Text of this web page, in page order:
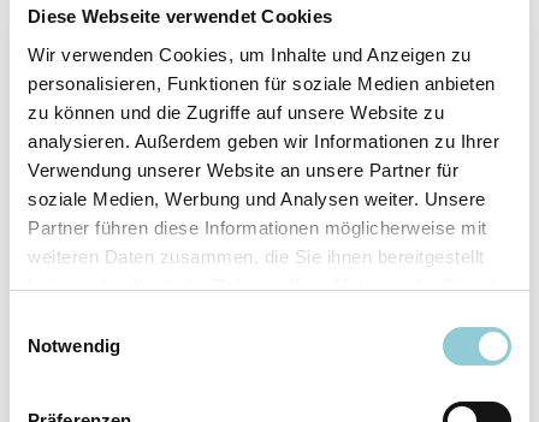
Diese Webseite verwendet Cookies
Wir verwenden Cookies, um Inhalte und Anzeigen zu
personalisieren, Funktionen für soziale Medien anbieten
zu können und die Zugriffe auf unsere Website zu
analysieren. Außerdem geben wir Informationen zu Ihrer
Verwendung unserer Website an unsere Partner für
soziale Medien, Werbung und Analysen weiter. Unsere
Partner führen diese Informationen möglicherweise mit
weiteren Daten zusammen, die Sie ihnen bereitgestellt
haben oder die sie im Rahmen Ihrer Nutzung der Dienste
Notwendig
Angebotsnummer
ABO49.548
Ausstattungslinie
AMG Line
Verfügbar ab
10/2026
Fahrzeugkategorie
SUV/​Geländewagen/​
Pickup
Fahrzeugkategorie
Sportwagen/​Coupé
Leistung
180 kW (245 PS)
Ausstattung